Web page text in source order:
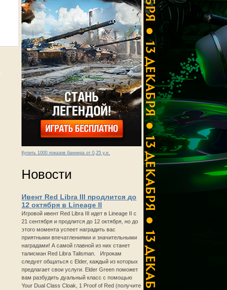
Купить 1000 показов баннера от 0,25 у.е.
Новости
Ивент Red Libra III продлится до
12 октября в Lineage II
Игровой ивент Red Libra III идет в Lineage II с
21 сентября и продлится до 12 октября, но до
этого момента успеет наградить вас
приятными впечатлениями и значительными
наградами! А самой главной из них станет
талисман Red Libra Talisman. Игрокам
следует общаться с Elder, каждый из которых
предлагает свои услуги. Elder Green поможет
вам разбудить дуальный класс с помощью
Your Dual Class Cloak, 1 Proof of Red (получите